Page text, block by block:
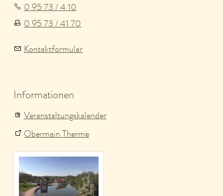
0 95 73 / 4 10
0 95 73 / 41 70
Kontaktformular
Informationen
Veranstaltungskalender
Obermain Therme